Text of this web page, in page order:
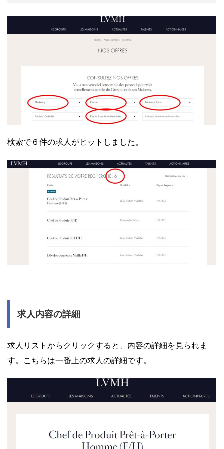
検索で６件の求人がヒットしました。
求人内容の詳細
求人リストからクリックすると、内容の詳細を見られま
す。こちらは一番上の求人の詳細です。